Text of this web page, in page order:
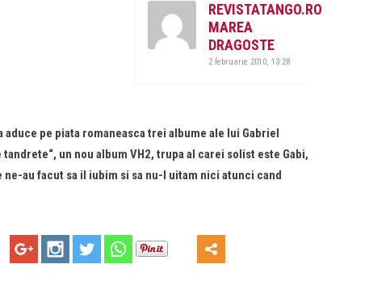
REVISTATANGO.RO
MAREA
DRAGOSTE
2 februarie 2010, 13:28
pe piata romaneasca trei albume ale lui Gabriel
un nou album VH2, trupa al carei solist este Gabi,
au facut sa il iubim si sa nu-l uitam nici atunci cand